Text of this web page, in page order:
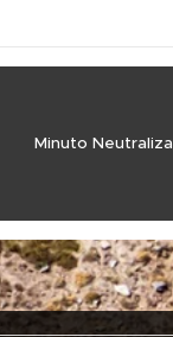
Minuto Neutraliza